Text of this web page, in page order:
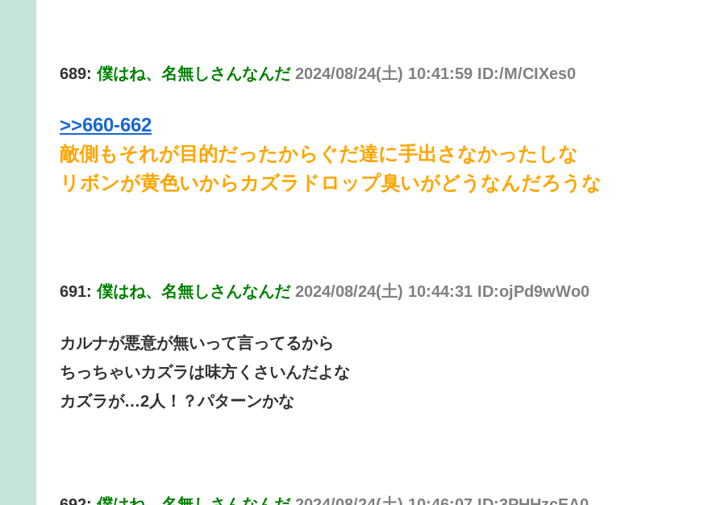
689:僕はね、名無しさんなんだ 2024/08/24(土) 10:41:59 ID:/M/CIXes0
>>660-662
敵側もそれが目的だったからぐだ達に手出さなかったしな
リボンが黄色いからカズラドロップ臭いがどうなんだろうな
691:僕はね、名無しさんなんだ 2024/08/24(土) 10:44:31 ID:ojPd9wWo0
カルナが悪意が無いって言ってるから
ちっちゃいカズラは味方くさいんだよな
カズラが…2人！？パターンかな